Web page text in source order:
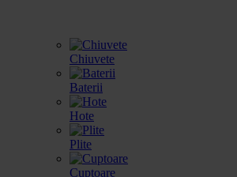
Chiuvete
Baterii
Hote
Plite
Cuptoare